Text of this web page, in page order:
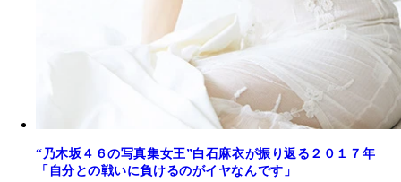
“乃木坂４６の写真集女王”白石麻衣が振り返る２０１７年
「自分との戦いに負けるのがイヤなんです」